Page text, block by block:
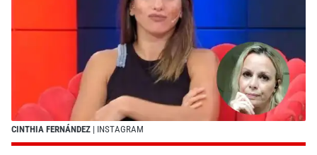
CINTHIA FERNÁNDEZ | INSTAGRAM